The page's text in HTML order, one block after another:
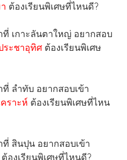
ต้องเรียนพิเศษที่ไหนดี?
ที่ เกาะลันตาใหญ่ อยากสอบ
ระชาอุทิศ ต้องเรียนพิเศษ
ที่ ลำทับ อยากสอบเข้า
ราะห์ ต้องเรียนพิเศษที่ไหน
ที่ สินปุน อยากสอบเข้า
ต้องเรียนพิเศษที่ไหนดี?